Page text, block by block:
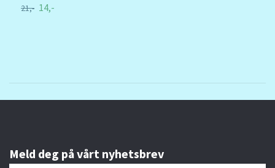
21,- 14,-
Meld deg på vårt nyhetsbrev